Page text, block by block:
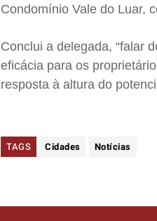
Condomínio Vale do Luar,
Conclui a delegada, “falar
eficácia para os
resposta à altura do
TAGS Cidades Notícias